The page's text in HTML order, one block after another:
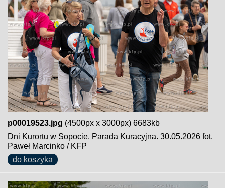
p00019523.jpg (4500px x 3000px) 6683kb
Dni Kurortu w Sopocie. Parada Kuracyjna. 30.05.2026 fot.
Paweł Marcinko / KFP
do koszyka